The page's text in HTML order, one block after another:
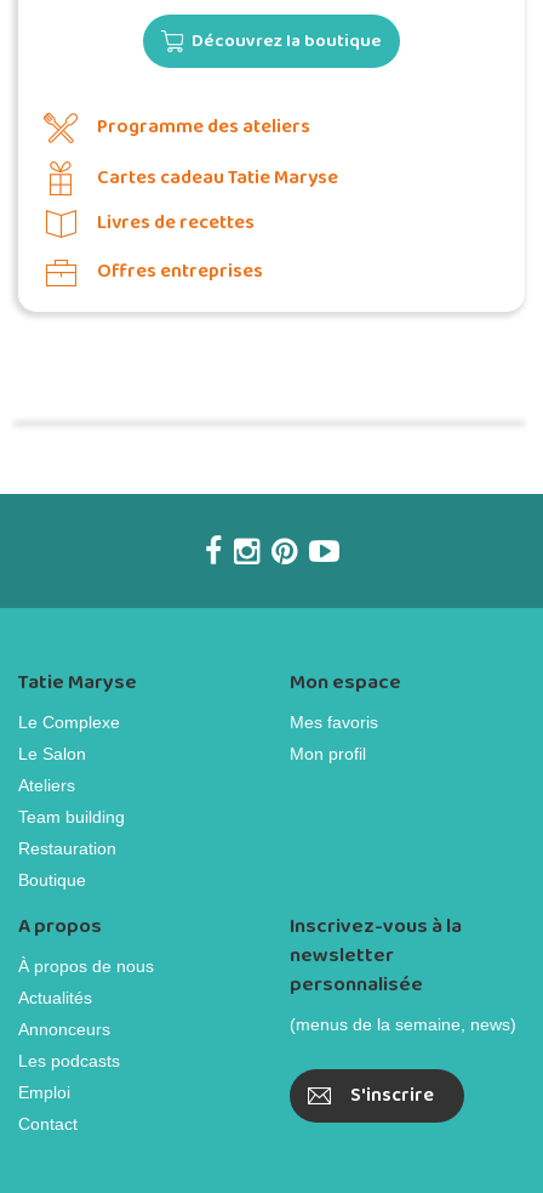
Découvrez la boutique
Programme des ateliers
Cartes cadeau Tatie Maryse
Livres de recettes
Offres entreprises
Tatie Maryse
Le Complexe
Le Salon
Ateliers
Team building
Restauration
Boutique
Mon espace
Mes favoris
Mon profil
A propos
À propos de nous
Actualités
Annonceurs
Les podcasts
Emploi
Contact
Inscrivez-vous à la
newsletter
personnalisée
(menus de la semaine, news)
S'inscrire